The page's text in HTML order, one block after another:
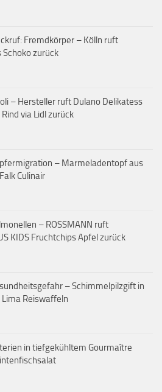
Fremdkörper – Kölln ruft
zurück
– Hersteller ruft Dulano Delikatess
via Lidl zurück
– Marmeladentopf aus
Culinair
– ROSSMANN ruft
KIDS Fruchtchips Apfel zurück
– Schimmelpilzgift in
Reiswaffeln
in tiefgekühltem Gourmaître